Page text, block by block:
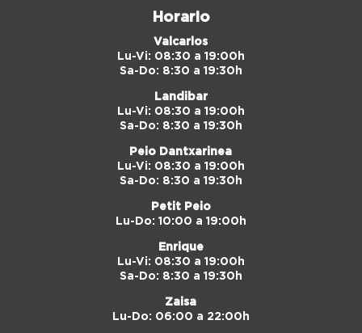
Horario
Valcarlos
Lu-Vi: 08:30 a 19:00h
Sa-Do: 8:30 a 19:30h
Landibar
Lu-Vi: 08:30 a 19:00h
Sa-Do: 8:30 a 19:30h
Peio Dantxarinea
Lu-Vi: 08:30 a 19:00h
Sa-Do: 8:30 a 19:30h
Petit Peio
Lu-Do: 10:00 a 19:00h
Enrique
Lu-Vi: 08:30 a 19:00h
Sa-Do: 8:30 a 19:30h
Zaisa
Lu-Do: 06:00 a 22:00h